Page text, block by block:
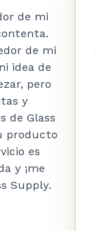
de mi
de mi
idea de
pero
y
de Glass
producto
es
y ¡me
Supply.